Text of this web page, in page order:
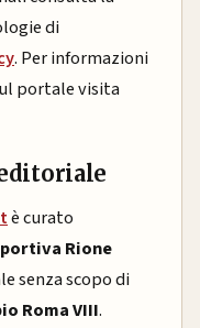
di
. Per informazioni
portale visita
è curato
Rione
senza scopo di
Roma VIII.